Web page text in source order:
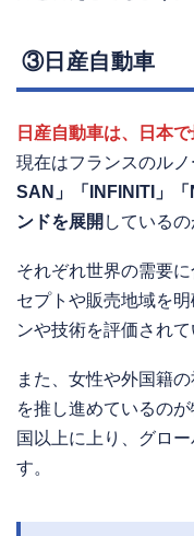
③日産自動車
日産自動車は、日本
現在はフランスのルノ
SAN」「INFINITI」
ンドを展開 しているの
それぞれ世界の需要
セプトや販売地域を
ンや技術を評価されて
また、女性や外国籍
を推し進めているの
国以上に上り、グロ
す。